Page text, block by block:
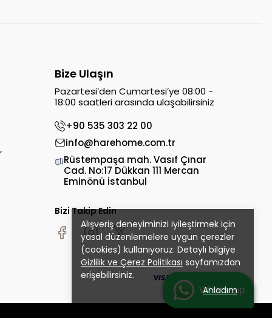
Alışveriş deneyiminizi iyileştirmek için
yasal düzenlemelere uygun çerezler
(cookies) kullanıyoruz. Detaylı bilgiye
Gizlilik ve Çerez Politikası sayfamızdan
erişebilirsiniz.
Anladım
Bize Ulaşın
Pazartesi’den Cumartesi’ye 08:00 -
18:00 saatleri arasında ulaşabilirsiniz
+90 535 303 22 00
info@harehome.com.tr
Rüstempaşa mah. Vasıf Çınar
Cad. No:17 Dükkan 111 Mercan
Eminönü İstanbul
Bizi Takip Edin
Whatsapp